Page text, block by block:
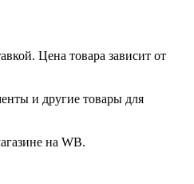
Цена товара зависит от
и другие товары для
на WB.